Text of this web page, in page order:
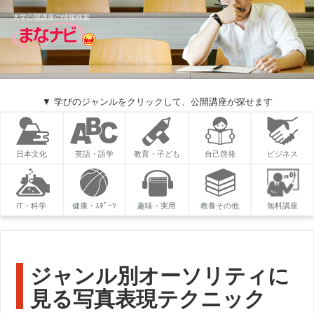
大学公開講座の情報検索
▼ 学びのジャンルをクリックして、公開講座が探せます
日本文化 英語・語学 教育・子ども 自己啓発 ビジネス
IT・科学 健康・ｽﾎﾟｰﾂ 趣味・実用 教養その他 無料講座
ジャンル別オーソリティに
見る写真表現テクニック